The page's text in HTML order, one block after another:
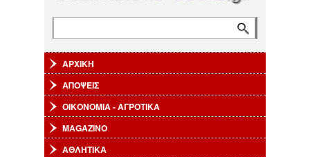
ΑΡΧΙΚΗ
ΑΠΟΨΕΙΣ
ΟΙΚΟΝΟΜΙΑ - ΑΓΡΟΤΙΚΑ
MAGAZINO
ΑΘΛΗΤΙΚΑ